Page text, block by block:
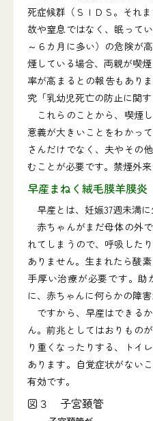
死症候群（ＳＩＤＳ。それ
故や窒息ではなく、眠って
～６カ月に多い）の危険が
煙している場合、両親が喫
率が高まるとの報告もあり
究「乳幼児死亡の防止に関す
これらのことから、喫煙
意義が大きいことをわかっ
さんだけでなく、夫やその
むことが必要です。禁煙外来
早産まねく絨毛膜羊膜炎
早産とは、妊娠37週未満に
赤ちゃんがまだ母体の外
れてしまうので、呼吸した
ありません。生まれたら酸
手厚い治療が必要です。
に、赤ちゃんに何らかの障
ですから、早産はできる
ん。前兆としてはおりもの
り重くなったりする、トイ
あります。自覚症状がない
有効です。
図３ 子宮頚管